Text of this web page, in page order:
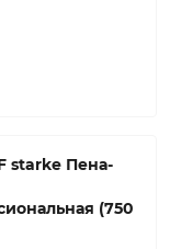
starke Пена-
(750